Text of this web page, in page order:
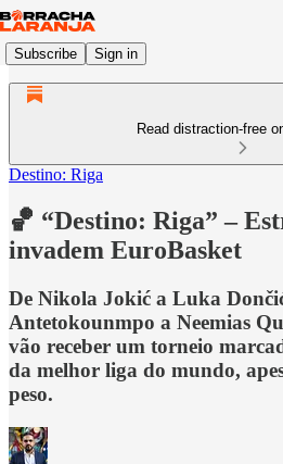
Subscribe Sign in
Read distraction-free
Destino: Riga
🏀 “Destino: Riga” –
invadem EuroBasket
De Nikola Jokić a Luka
Antetokounmpo a Neemias
vão receber um torneio
da melhor liga do mundo,
peso.